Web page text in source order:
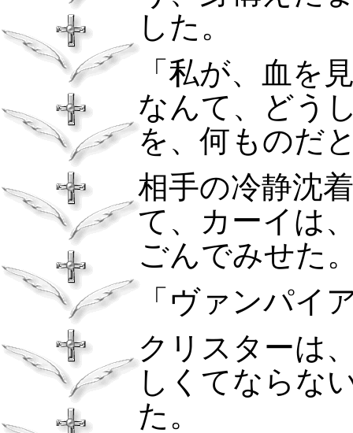
した。
「私が、血を
なんて、どう
を、何ものだ
相手の冷静沈
て、カーイは
ごんでみせた
「ヴァンパイ
クリスターは
しくてならな
た。